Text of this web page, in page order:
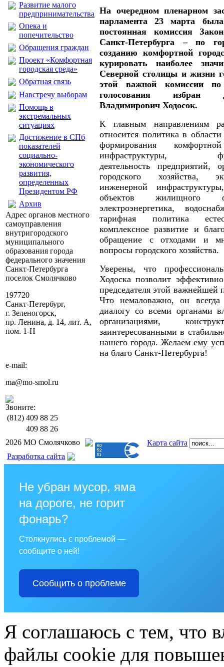
Развитие малого
предпринимательства
Опека и
попечительство
Обращения граждан
Проект «Комфортная
городская среда»
Обратная связь
Навстречу выборам
Помощь в
экстремальных
ситуациях
Достижение в СПб
показателей
социально-
экономического
развития,
определенных
Президентом РФ
Архив
Адрес органов местного
самоуправления
внутригородского
муниципального
образования города
федерального значения
Санкт-Петербурга
поселок Смолячково
197720
Санкт-Петербург,
г. Зеленогорск,
пр. Ленина, д. 14, лит. А,
пом. 1-Н
e-mail:
ma@mo-smol.ru
Звоните:
(812) 409 88 25
409 88 26
На очередном пленарном
парламента 23 марта
постоянная комиссия
Санкт-Петербурга – по
созданию комфортной
курировать наиболее
Северной столицы и жизни
этой важной комиссии по
голосования избран
Владимирович Ходосок.
К главным направлениям
относится политика в
формирования
инфраструктуры,
деятельность предприятий,
городского хозяйства,
инженерной
объектов
электроэнергетика,
тарифная политика
комплексное развитие и
обращение с отходами и
вопросы городского хозяйства.
Уверены, что
Ходоска позволит
председателя этой важнейшей
Что немаловажно, он
диалогу со всеми органами
организациями,
заинтересованными в
нашего города. Желаем ему
на благо Санкт-Петербурга!
2026 МО Смолячково
Карта сайта
Разработка сайта
Не убран мусор, яма
на дороге, не горит
фонарь?
Столкнулись с проблемой —
сообщите о ней!
Сообщить о проблеме
Я соглашаюсь с тем, что
файлы cookie для